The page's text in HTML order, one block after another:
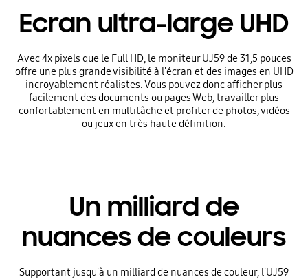
Ecran ultra-large UHD
Avec 4x pixels que le Full HD, le moniteur UJ59 de 31,5 pouces
offre une plus grande visibilité à l'écran et des images en UHD
incroyablement réalistes. Vous pouvez donc afficher plus
facilement des documents ou pages Web, travailler plus
confortablement en multitâche et profiter de photos, vidéos
ou jeux en très haute définition.
Un milliard de
nuances de couleurs
Supportant jusqu'à un milliard de nuances de couleur, l'UJ59